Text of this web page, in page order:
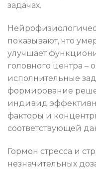
задачах.
показывают, что
улучшает
головного центра –
исполнительные
формирование
индивид
факторы и
соответствующей
Гормон стресса и
незначительных